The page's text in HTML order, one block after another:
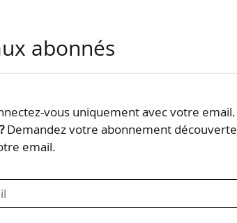
salariés
abonnés
vous uniquement avec votre email.
Demandez votre abonnement découverte
email.